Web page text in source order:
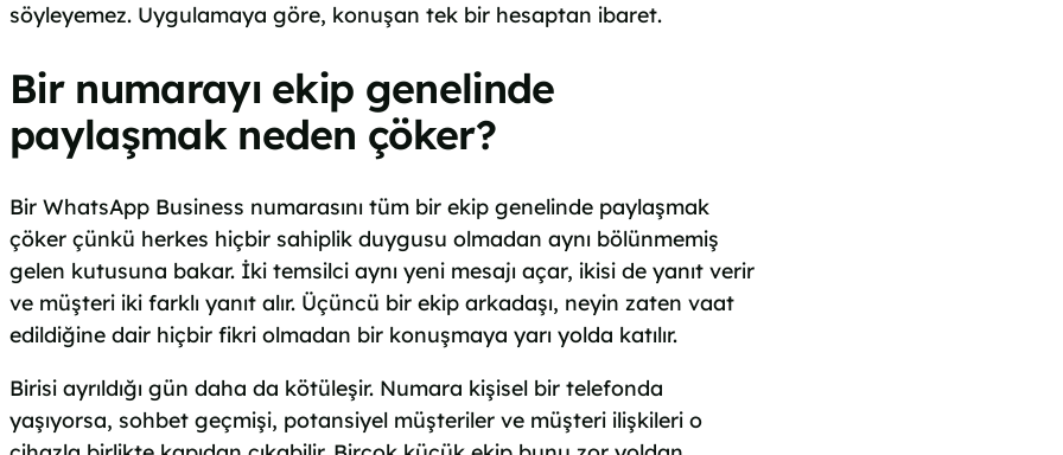
söyleyemez. Uygulamaya göre, konuşan tek bir hesaptan ibaret.
Bir numarayı ekip genelinde
paylaşmak neden çöker?
Bir WhatsApp Business numarasını tüm bir ekip genelinde paylaşmak
çöker çünkü herkes hiçbir sahiplik duygusu olmadan aynı bölünmemiş
gelen kutusuna bakar. İki temsilci aynı yeni mesajı açar, ikisi de yanıt verir
ve müşteri iki farklı yanıt alır. Üçüncü bir ekip arkadaşı, neyin zaten vaat
edildiğine dair hiçbir fikri olmadan bir konuşmaya yarı yolda katılır.
Birisi ayrıldığı gün daha da kötüleşir. Numara kişisel bir telefonda
yaşıyorsa, sohbet geçmişi, potansiyel müşteriler ve müşteri ilişkileri o